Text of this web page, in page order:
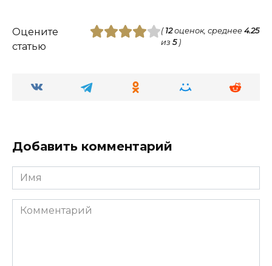
Оцените
статью
( 12оценок, среднее 4.25
из 5)
Добавить комментарий
Имя
Комментарий